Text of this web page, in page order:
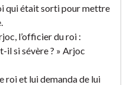
qui était sorti pour mettre
l’officier du roi :
il si sévère ? » Arjoc
roi et lui demanda de lui